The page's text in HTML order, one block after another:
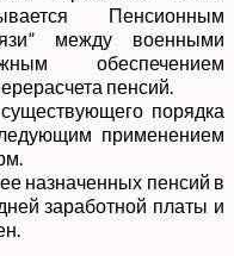
Пенсионным
между военными
обеспечением
пенсий.
порядка
применением
назначенных пенсий в
заработной платы и